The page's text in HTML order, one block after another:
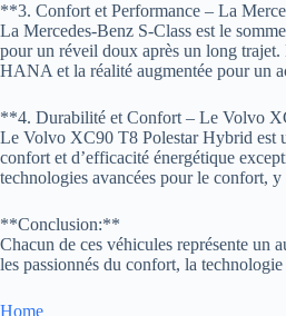
**3. Confort et Performance – La
La Mercedes-Benz S-Class est le
pour un réveil doux après un long
HANA et la réalité augmentée pour un
**4. Durabilité et Confort – Le Volvo
Le Volvo XC90 T8 Polestar Hybrid est
confort et d’efficacité énergétique
technologies avancées pour le confort,
**Conclusion:**
Chacun de ces véhicules représente un
les passionnés du confort, la
Home